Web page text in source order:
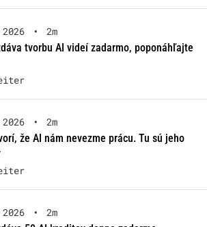
•
2m
tvorbu AI videí zadarmo, poponáhľajte
•
2m
že AI nám nevezme prácu. Tu sú jeho
•
2m